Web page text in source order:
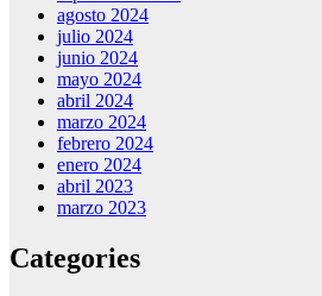
agosto 2024
julio 2024
junio 2024
mayo 2024
abril 2024
marzo 2024
febrero 2024
enero 2024
abril 2023
marzo 2023
Categories